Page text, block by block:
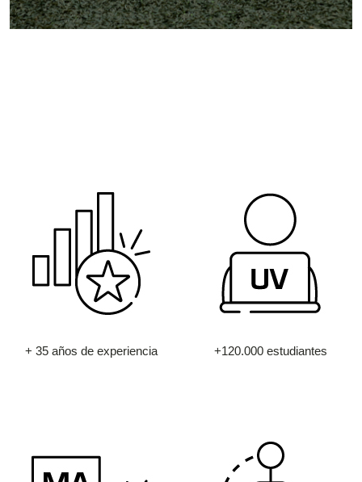
+ 35 años de experiencia +120.000 estudiantes